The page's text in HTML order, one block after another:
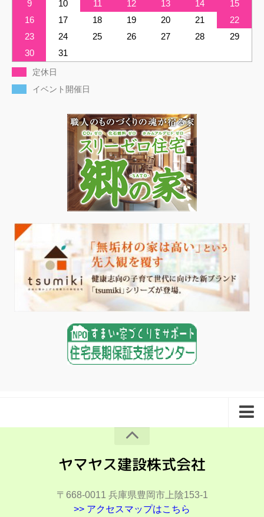
9
10 11 12 13 14
15
16
17 18 19 20 21
22
23
24 25 26 27 28
29
30
31
定休日
イベント開催日
〒668-0011 兵庫県豊岡市上陰153-1
>> アクセスマップはこちら